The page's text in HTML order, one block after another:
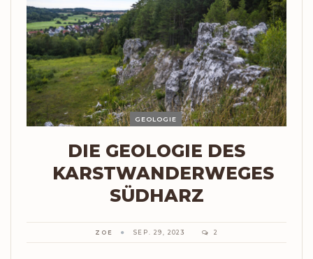
GEOLOGIE
DIE GEOLOGIE DES
KARSTWANDERWEGES
SÜDHARZ
ZOE SEP. 29, 2023 2